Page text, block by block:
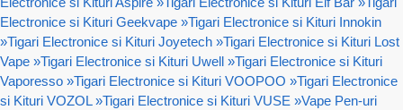
Electronice si Kituri Geekvape »Tigari Electronice si Kituri Innokin
»Tigari Electronice si Kituri Joyetech »Tigari Electronice si Kituri Lost
Vape »Tigari Electronice si Kituri Uwell »Tigari Electronice si Kituri
Vaporesso »Tigari Electronice si Kituri VOOPOO »Tigari Electronice
si Kituri VOZOL »Tigari Electronice si Kituri VUSE »Vape Pen-uri